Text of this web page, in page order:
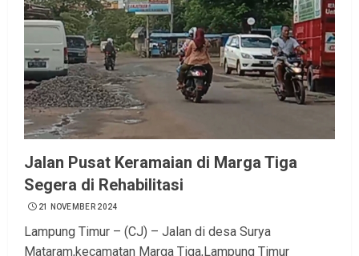
Jalan Pusat Keramaian di Marga Tiga
Segera di Rehabilitasi
21 NOVEMBER 2024
Lampung Timur – (CJ) – Jalan di desa Surya
Mataram,kecamatan Marga Tiga,Lampung Timur